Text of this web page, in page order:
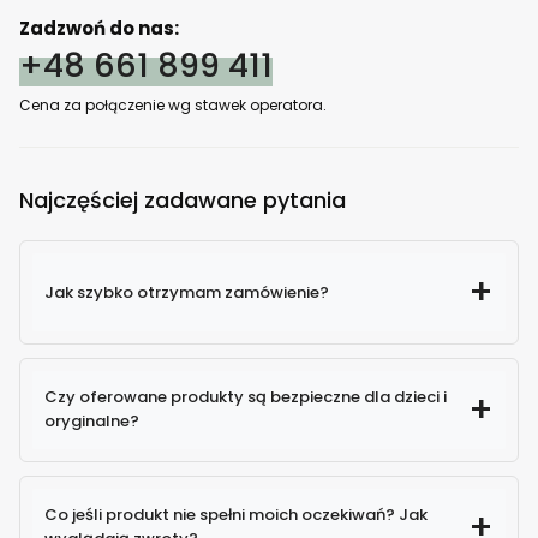
Zadzwoń do nas:
+48 661 899 411
Cena za połączenie wg stawek operatora.
Najczęściej zadawane pytania
Jak szybko otrzymam zamówienie?
Czy oferowane produkty są bezpieczne dla dzieci i
oryginalne?
100% oryginalne produkty
Co jeśli produkt nie spełni moich oczekiwań? Jak